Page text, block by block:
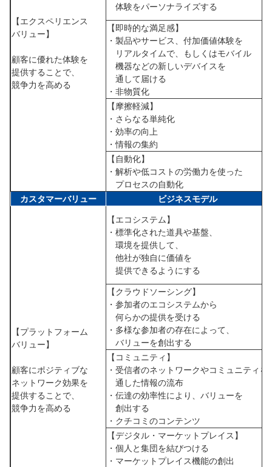
【エクスペリエンス
バリュー】
顧客に優れた体験を
提供することで、
競争力を高める
体験をパーソナライズする
【即時的な満足感】
・製品やサービス、付加価値体験を
リアルタイムで、もしくはモバイル
機器などの新しいデバイスを
通して届ける
・非物質化
【摩擦軽減】
・さらなる単純化
・効率の向上
・情報の集約
【自動化】
・解析や低コストの労働力を使った
プロセスの自動化
カスタマーバリュー
ビジネスモデル
【プラットフォーム
バリュー】
顧客にポジティブな
ネットワーク効果を
提供することで、
競争力を高める
【エコシステム】
・標準化された道具や基盤、
環境を提供して、
他社が独自に価値を
提供できるようにする
【クラウドソーシング】
・参加者のエコシステムから
何らかの提供を受ける
・多様な参加者の存在によって、
バリューを創出する
【コミュニティ】
・受信者のネットワークやコミュニティを
通した情報の流布
・伝達の効率性により、バリューを
創出する
・クチコミのコンテンツ
【デジタル・マーケットプレイス】
・個人と集団を結びつける
・マーケットプレイス機能の創出